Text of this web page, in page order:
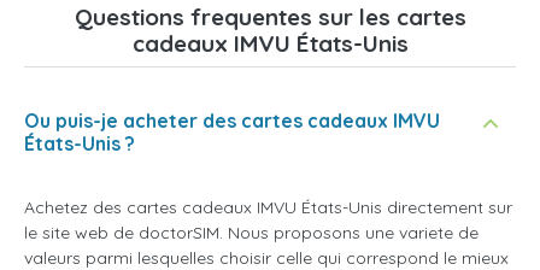
Questions frequentes sur les cartes
cadeaux IMVU États-Unis
Ou puis-je acheter des cartes cadeaux IMVU
États-Unis ?
Achetez des cartes cadeaux IMVU États-Unis directement sur
le site web de doctorSIM. Nous proposons une variete de
valeurs parmi lesquelles choisir celle qui correspond le mieux